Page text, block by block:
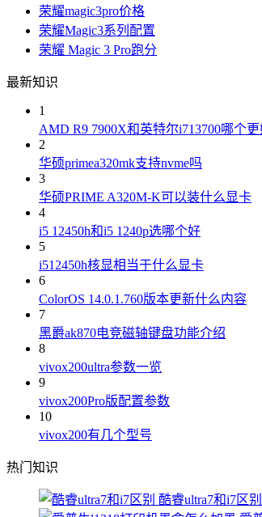
荣耀magic3pro价格
荣耀Magic3系列配置
荣耀 Magic 3 Pro跑分
最新知识
1
AMD R9 7900X和英特尔i713700哪个
2
华硕primea320mk支持nvme吗
3
华硕PRIME A320M-K可以装什么显卡
4
i5 12450h和i5 1240p选哪个好
5
i512450h核显相当于什么显卡
6
ColorOS 14.0.1.760版本更新什么内容
7
黑爵ak870电竞磁轴键盘功能介绍
8
vivox200ultra参数一览
9
vivox200Pro版配置参数
10
vivox200有几个型号
热门知识
酷睿ultra7和i7区别